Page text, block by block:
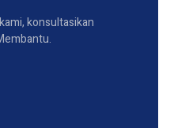
konsultasikan